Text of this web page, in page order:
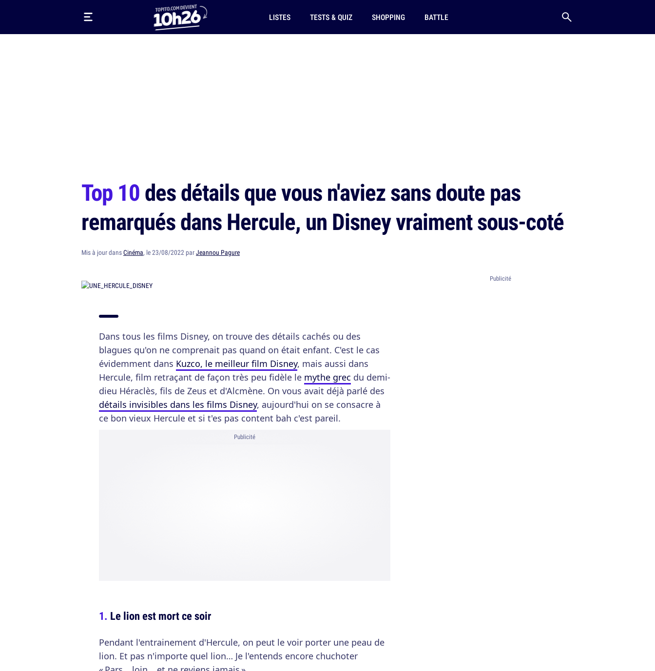
LISTES TESTS & QUIZ SHOPPING BATTLE
Top 10des détails que vous n'aviez sans doute pas
remarqués dans Hercule, un Disney vraiment sous-coté
Mis à jour dansCinéma, le 23/08/2022 parJeannou Pagure
Dans tous les films Disney, on trouve des détails cachés ou des
blagues qu'on ne comprenait pas quand on était enfant. C'est le cas
évidemment dans Kuzco, le meilleur film Disney, mais aussi dans
Hercule, film retraçant de façon très peu fidèle le mythe grec du demi-
dieu Héraclès, fils de Zeus et d'Alcmène. On vous avait déjà parlé des
détails invisibles dans les films Disney, aujourd'hui on se consacre à
ce bon vieux Hercule et si t'es pas content bah c'est pareil.
Publicité
Le lion est mort ce soir
Pendant l'entrainement d'Hercule, on peut le voir porter une peau de
lion. Et pas n'importe quel lion… Je l'entends encore chuchoter